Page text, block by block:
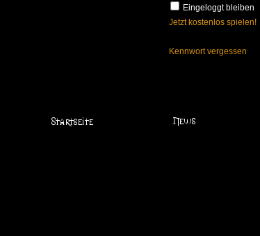
Eingeloggt bleiben
Jetzt kostenlos spielen!
Kennwort vergessen